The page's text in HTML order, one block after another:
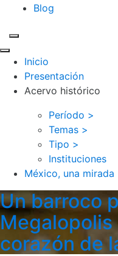
Blog
Inicio
Presentación
Acervo histórico
Período >
Temas >
Tipo >
Instituciones
México, una mirada
Un barroco
Megalopolis
corazón de